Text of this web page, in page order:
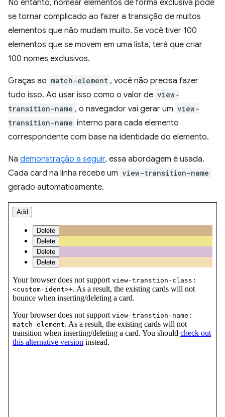
No entanto, nomear elementos de forma exclusiva pode
se tornar complicado ao fazer a transição de muitos
elementos que não mudam muito. Se você tiver 100
elementos que se movem em uma lista, terá que criar
100 nomes exclusivos.
Graças ao match-element , você não precisa fazer
tudo isso. Ao usar isso como o valor de view-
transition-name , o navegador vai gerar um view-
transition-name interno para cada elemento
correspondente com base na identidade do elemento.
Na demonstração a seguir, essa abordagem é usada.
Cada card na linha recebe um view-transition-name
gerado automaticamente.